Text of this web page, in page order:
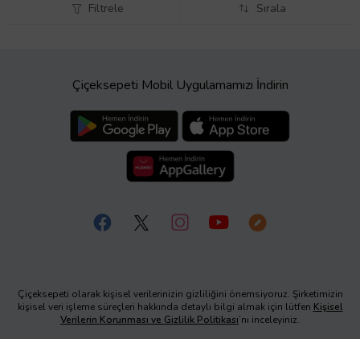
Filtrele Sırala
Çiçeksepeti Mobil Uygulamamızı İndirin
Çiçeksepeti olarak kişisel verilerinizin gizliliğini önemsiyoruz. Şirketimizin
kişisel veri işleme süreçleri hakkında detaylı bilgi almak için lütfen Kişisel
Verilerin Korunması ve Gizlilik Politikası’nı inceleyiniz.